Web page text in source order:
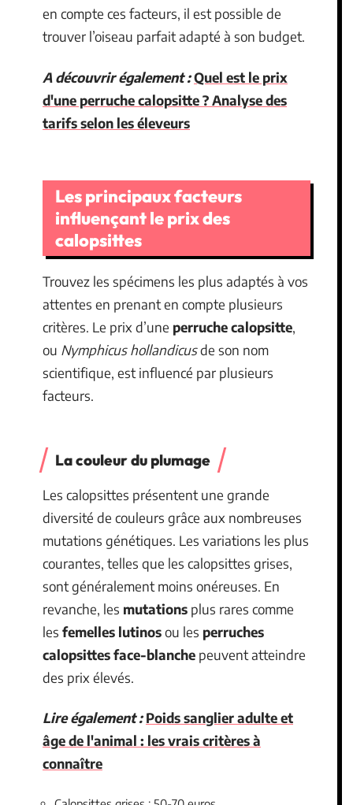
en compte ces facteurs, il est possible de
trouver l’oiseau parfait adapté à son budget.
A découvrir également :Quel est le prix
d'une perruche calopsitte ? Analyse des
tarifs selon les éleveurs
Les principaux facteurs
influençant le prix des
calopsittes
Trouvez les spécimens les plus adaptés à vos
attentes en prenant en compte plusieurs
critères. Le prix d’une perruche calopsitte,
ou Nymphicus hollandicusde son nom
scientifique, est influencé par plusieurs
facteurs.
La couleur du plumage
Les calopsittes présentent une grande
diversité de couleurs grâce aux nombreuses
mutations génétiques. Les variations les plus
courantes, telles que les calopsittes grises,
sont généralement moins onéreuses. En
revanche, les mutations plus rares comme
les femelles lutinosou les perruches
calopsittes face-blanche peuvent atteindre
des prix élevés.
Lire également : Poids sanglier adulte et
âge de l'animal : les vrais critères à
connaître